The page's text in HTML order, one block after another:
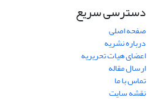
دسترسی سریع
صفحه اصلی
درباره نشریه
اعضای هیات تحریریه
ارسال مقاله
تماس با ما
نقشه سایت